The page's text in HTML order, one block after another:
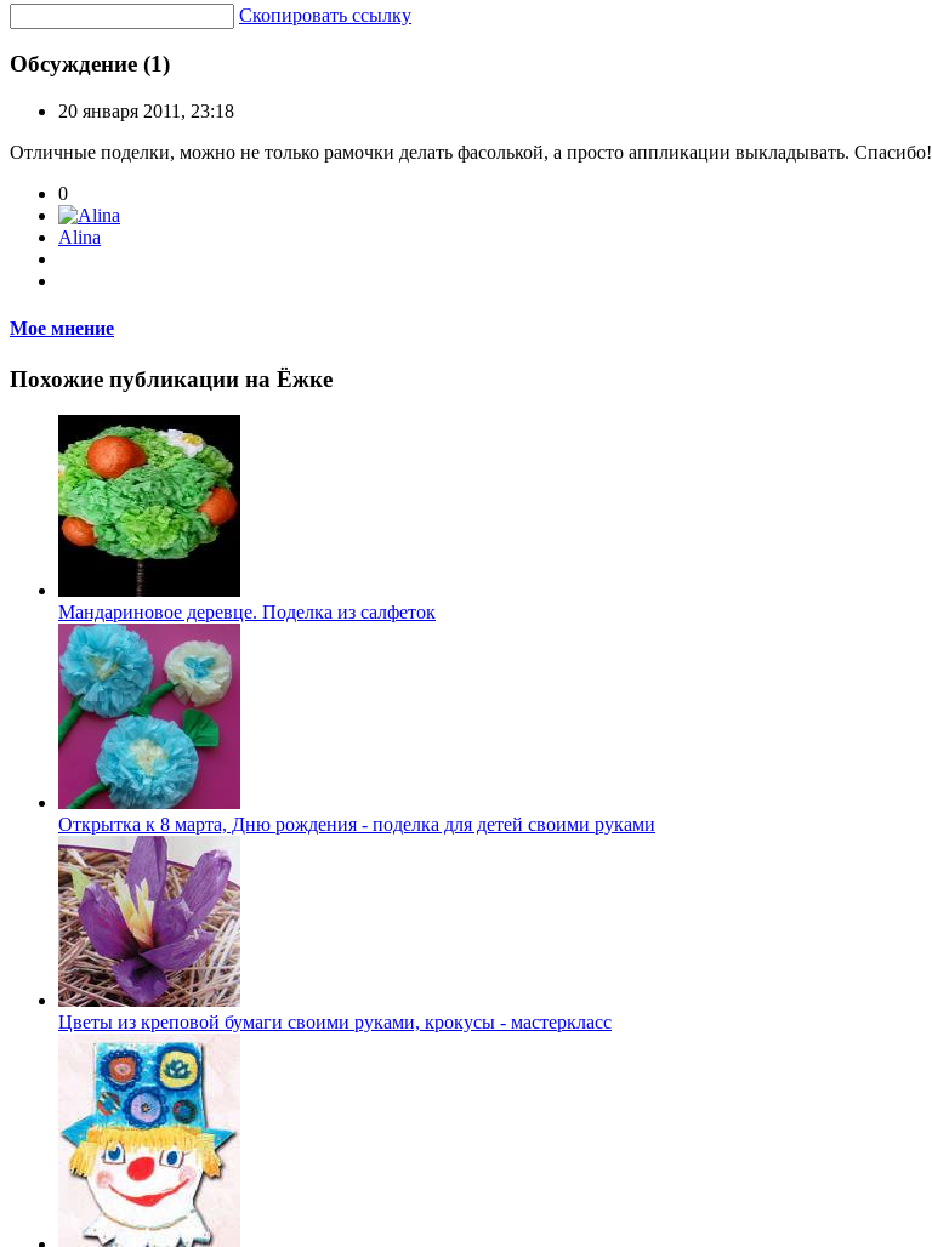
Скопировать ссылку
Обсуждение (1)
20 января 2011, 23:18
Отличные поделки, можно не только рамочки делать фасолькой, а просто аппликации выкладывать. Спасибо!
0
Alina
Мое мнение
Похожие публикации на Ёжке
Мандариновое деревце. Поделка из салфеток
Открытка к 8 марта, Дню рождения - поделка для детей своими руками
Цветы из креповой бумаги своими руками, крокусы - мастеркласс